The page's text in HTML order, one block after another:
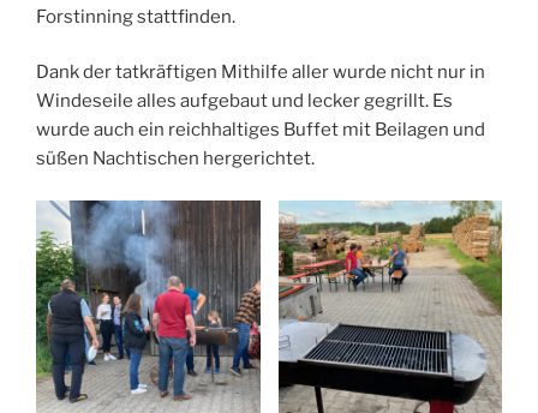
Forstinning stattfinden.
Dank der tatkräftigen Mithilfe aller wurde nicht nur in
Windeseile alles aufgebaut und lecker gegrillt. Es
wurde auch ein reichhaltiges Buffet mit Beilagen und
süßen Nachtischen hergerichtet.